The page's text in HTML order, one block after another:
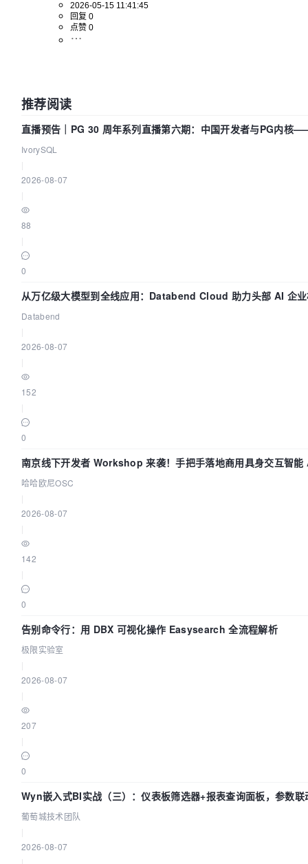
2026-05-15 11:41:45
回复 0
点赞 0
推荐阅读
直播预告｜PG 30 周年系列直播第六期：中国开发者与PG内核
IvorySQL
2026-08-07
88
0
从万亿级大模型到全线应用：Databend Cloud 助力头部 AI 企
Databend
2026-08-07
152
0
南京线下开发者 Workshop 来袭！手把手落地商用具身交互智
哈哈欧尼OSC
2026-08-07
142
0
告别命令行：用 DBX 可视化操作 Easysearch 全流程解析
极限实验室
2026-08-07
207
0
Wyn嵌入式BI实战（三）：仪表板筛选器+报表查询面板，参数联
葡萄城技术团队
2026-08-07